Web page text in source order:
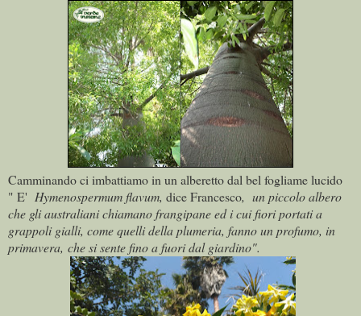
Camminando ci imbattiamo in un alberetto dal bel fogliame lucido
" E' Hymenospermum flavum, dice Francesco, un piccolo albero
che gli australiani chiamano frangipane ed i cui fiori portati a
grappoli gialli, come quelli della plumeria, fanno un profumo, in
primavera, che si sente fino a fuori dal giardino".